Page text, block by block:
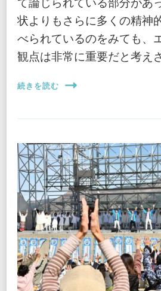
状よりもさらに多くの精神
べられているのをみても、
観点は非常に重要だと考え
続きを読む